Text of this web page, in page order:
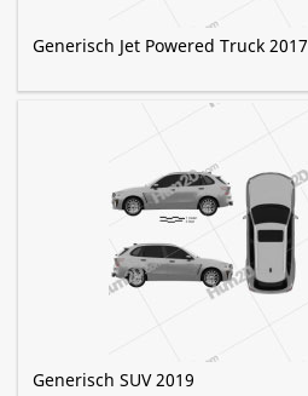
Generisch Jet Powered Truck 2017
Generisch SUV 2019